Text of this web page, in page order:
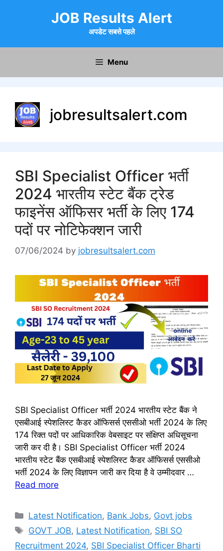
JOB Results Alert
अपडेट सबसे पहले
Menu
jobresultsalert.com
SBI Specialist Officer भर्ती
2024 भारतीय स्टेट बैंक ट्रेड
फाइनेंस ऑफिसर भर्ती के लिए 174
पदों पर नोटिफेक्शन जारी
07/06/2024 by jobresultsalert.com
SBI Specialist Officer भर्ती 2024 भारतीय स्टेट बैंक ने
एसबीआई स्पेशलिस्ट कैडर ऑफिसर्स एससीओ भर्ती 2024 के लिए
174 रिक्त पदों पर आधिकारिक वेबसाइट पर संक्षिप्त अधिसूचना
जारी कर दी है। SBI Specialist Officer भर्ती 2024
भारतीय स्टेट बैंक एसबीआई स्पेशलिस्ट कैडर ऑफिसर्स एससीओ
भर्ती 2024 के लिए विज्ञापन जारी कर दिया है वे उम्मीदवार …
Read more
Categories
Latest Notification, Bank Jobs, Govt jobs
Tags
GOVT JOB, Latest Notification, SBI SO
Recruitment 2024, SBI Specialist Officer Bharti